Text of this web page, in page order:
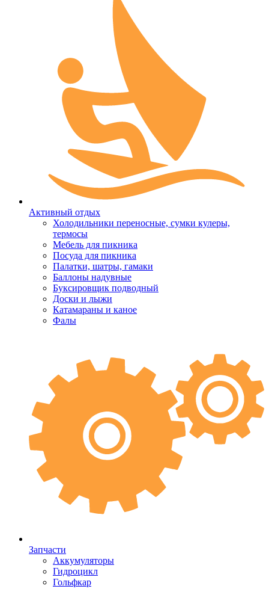
Активный отдых
Холодильники переносные, сумки кулеры,
термосы
Мебель для пикника
Посуда для пикника
Палатки, шатры, гамаки
Баллоны надувные
Буксировщик подводный
Доски и лыжи
Катамараны и каное
Фалы
Запчасти
Аккумуляторы
Гидроцикл
Гольфкар